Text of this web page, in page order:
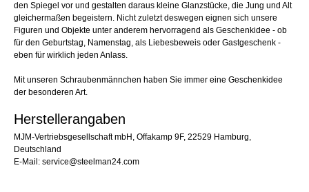
den Spiegel vor und gestalten daraus kleine Glanzstücke, die Jung und Alt
gleichermaßen begeistern. Nicht zuletzt deswegen eignen sich unsere
Figuren und Objekte unter anderem hervorragend als Geschenkidee - ob
für den Geburtstag, Namenstag, als Liebesbeweis oder Gastgeschenk -
eben für wirklich jeden Anlass.
Mit unseren Schraubenmännchen haben Sie immer eine Geschenkidee
der besonderen Art.
Herstellerangaben
MJM-Vertriebsgesellschaft mbH, Offakamp 9F, 22529 Hamburg,
Deutschland
E-Mail: service@steelman24.com